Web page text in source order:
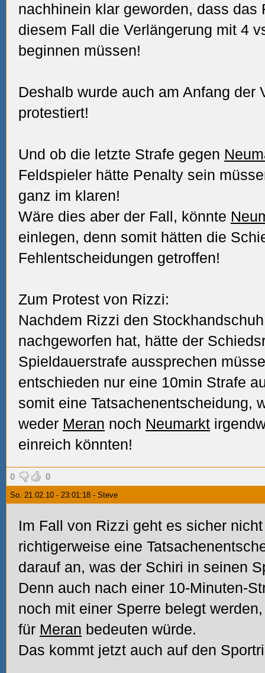
nachhinein klar geworden, dass das
diesem Fall die Verlängerung mit 4
beginnen müssen!
Deshalb wurde auch am Anfang der
protestiert!
Und ob die letzte Strafe gegen
Feldspieler hätte Penalty sein
ganz im klaren!
Wäre dies aber der Fall, könnte
einlegen, denn somit hätten die
Fehlentscheidungen getroffen!
Zum Protest von Rizzi:
Nachdem Rizzi den
nachgeworfen hat, hätte der
Spieldauerstrafe aussprechen
entschieden nur eine 10min Strafe
somit eine Tatsachenentscheidung,
weder Meran noch Neumarkt
einreich könnten!
0 0
So. 21.02.10 - 23:01:18 - Steve
Im Fall von Rizzi geht es sicher
richtigerweise eine
darauf an, was der Schiri in seinen
Denn auch nach einer 10-Minuten-
noch mit einer Sperre belegt
für Meran bedeuten würde.
Das kommt jetzt auch auf den